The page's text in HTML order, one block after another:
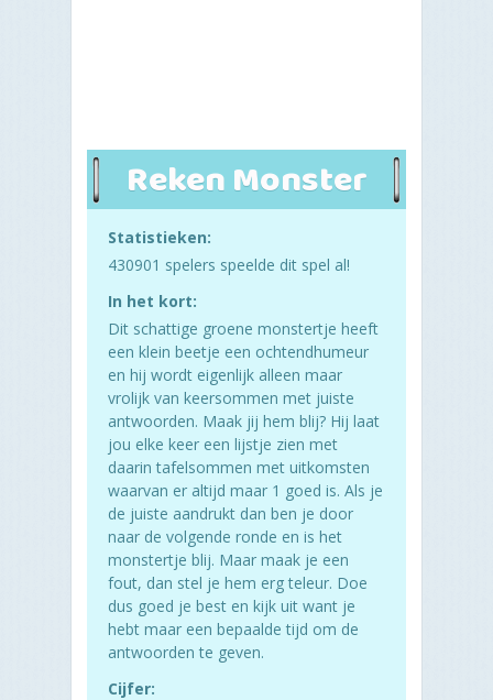
Reken Monster
Statistieken:
430901 spelers speelde dit spel al!
In het kort:
Dit schattige groene monstertje heeft
een klein beetje een ochtendhumeur
en hij wordt eigenlijk alleen maar
vrolijk van keersommen met juiste
antwoorden. Maak jij hem blij? Hij laat
jou elke keer een lijstje zien met
daarin tafelsommen met uitkomsten
waarvan er altijd maar 1 goed is. Als je
de juiste aandrukt dan ben je door
naar de volgende ronde en is het
monstertje blij. Maar maak je een
fout, dan stel je hem erg teleur. Doe
dus goed je best en kijk uit want je
hebt maar een bepaalde tijd om de
antwoorden te geven.
Cijfer: